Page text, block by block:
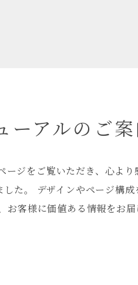
ーアルのご
ジをご覧いただき、心より
た。 デザインやページ構
お客様に価値ある情報をお